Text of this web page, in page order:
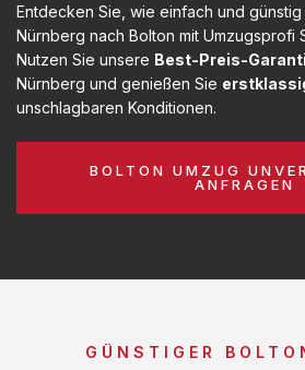
Entdecken Sie, wie einfach und günstig
Nürnberg nach Bolton mit Umzugsprofi
Nutzen Sie unsere Best-Preis-
Nürnberg und genießen Sie
unschlagbaren Konditionen.
BOLTON UMZUG
ANFRAGEN
GÜNSTIGER